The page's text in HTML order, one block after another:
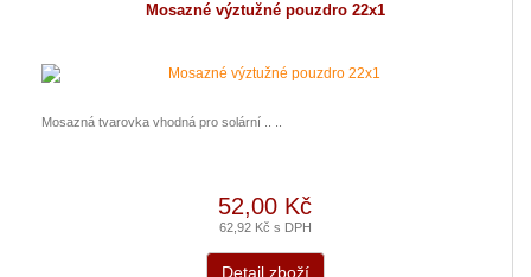
Mosazné výztužné pouzdro 22x1
Mosazná tvarovka vhodná pro solární .. ..
52,00 Kč
62,92 Kč s DPH
Detail zboží